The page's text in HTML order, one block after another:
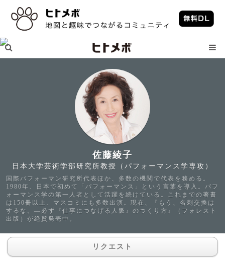
佐藤綾子
日本大学芸術学部研究所教授（パフォーマンス学専攻）
国際パフォーマン研究所代表ほか、多数の機関で代表を務める。
1980年、日本で初めて「パフォーマンス」という言葉を導入。パフ
ォーマンス学の第一人者として活躍を続けている。これまでの著書
は150冊以上、マスコミにも多数出演。現在、『もう、名刺交換は
するな。―必ず『仕事につなげる人脈』のつくり方』（フォレスト
出版）が絶賛発売中。
リクエスト